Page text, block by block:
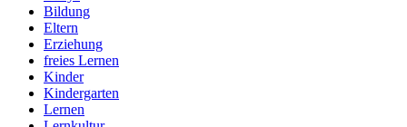
Bildung
Eltern
Erziehung
freies Lernen
Kinder
Kindergarten
Lernen